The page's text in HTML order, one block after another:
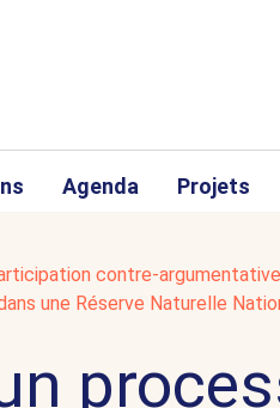
Agenda Projets
contre-
une Réserve Naturelle